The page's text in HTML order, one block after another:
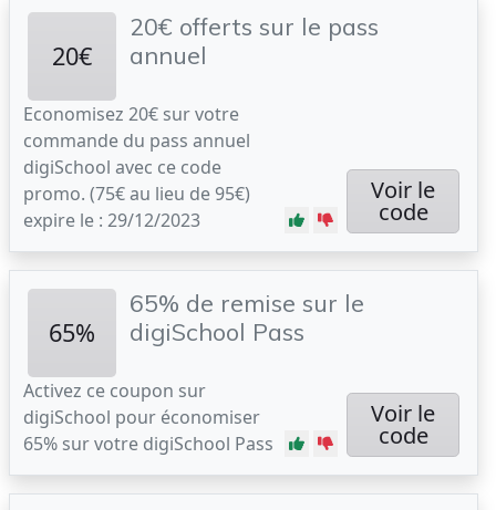
20€
20€ offerts sur le pass
annuel
Economisez 20€ sur votre
commande du pass annuel
digiSchool avec ce code
promo. (75€ au lieu de 95€)
expire le : 29/12/2023
Voir le
code
65%
65% de remise sur le
digiSchool Pass
Activez ce coupon sur
digiSchool pour économiser
65% sur votre digiSchool Pass
Voir le
code